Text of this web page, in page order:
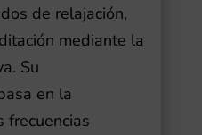
de relajación,
mediante la
Su
en la
frecuencias